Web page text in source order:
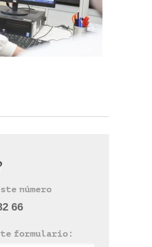
número
66
formulario: